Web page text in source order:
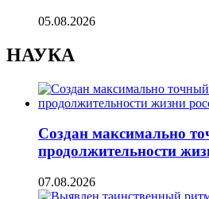
05.08.2026
НАУКА
Создан максимально
продолжительности
07.08.2026